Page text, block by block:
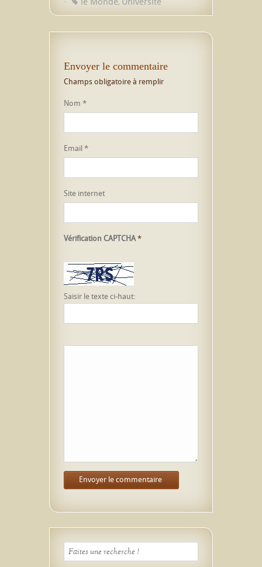
,
Envoyer le commentaire
Champs obligatoire à remplir
Nom *
Email*
Site internet
Vérification CAPTCHA*
Saisir le texte ci-haut: